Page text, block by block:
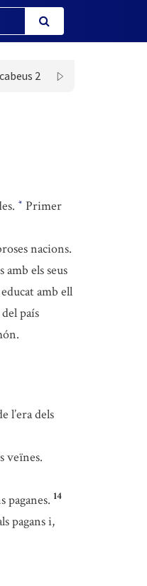
2
* Primer
nacions.
els seus
amb ell
país
l’era dels
veïnes.
paganes. 14
pagans i,